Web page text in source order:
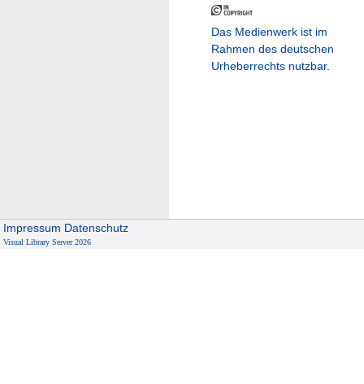
Das Medienwerk ist im
Rahmen des deutschen
Urheberrechts nutzbar.
Impressum Datenschutz
Visual Library Server 2026